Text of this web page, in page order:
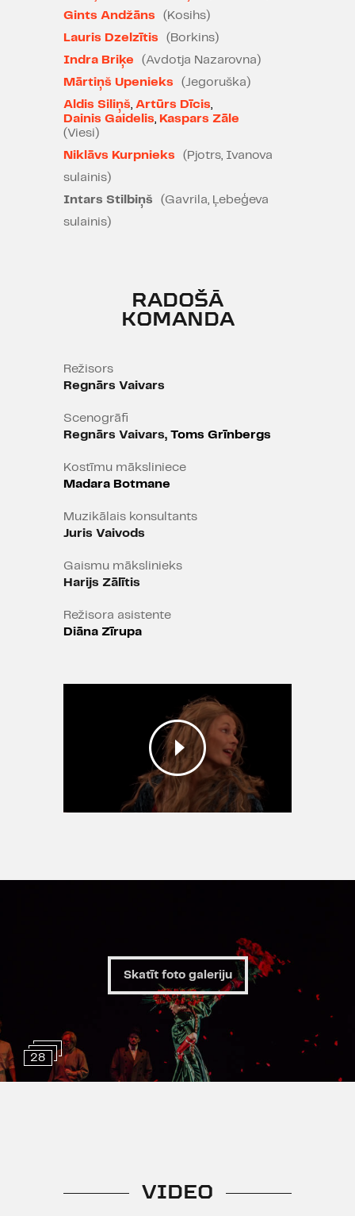
Gints Andžāns
(Kosihs)
Lauris Dzelzītis
(Borkins)
Indra Briķe
(Avdotja Nazarovna)
Mārtiņš Upenieks
(Jegoruška)
Aldis Siliņš, Artūrs Dīcis,
Dainis Gaidelis, Kaspars Zāle
(Viesi)
Niklāvs Kurpnieks
(Pjotrs, Ivanova
sulainis)
Intars Stilbiņš
(Gavrila, Ļebeģeva
sulainis)
RADOŠĀ
KOMANDA
Režisors
Regnārs Vaivars
Scenogrāfi
Regnārs Vaivars, Toms Grīnbergs
Kostīmu māksliniece
Madara Botmane
Muzikālais konsultants
Juris Vaivods
Gaismu mākslinieks
Harijs Zālītis
Režisora asistente
Diāna Zīrupa
28
Skatīt foto galeriju
VIDEO